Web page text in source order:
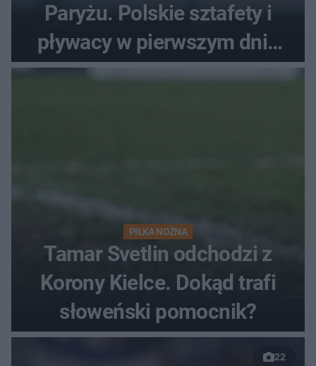
Paryżu. Polskie sztafety i
pływacy w pierwszym dniu
finałów
PIŁKA NOŻNA
Tamar Svetlin odchodzi z
Korony Kielce. Dokąd trafi
słoweński pomocnik?
22